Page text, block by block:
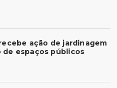
ação de jardinagem
de espaços públicos